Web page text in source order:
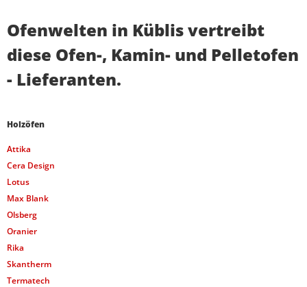
Ofenwelten in Küblis vertreibt
diese Ofen-, Kamin- und Pelletofen
- Lieferanten.
Holzöfen
Attika
Cera Design
Lotus
Max Blank
Olsberg
Oranier
Rika
Skantherm
Termatech